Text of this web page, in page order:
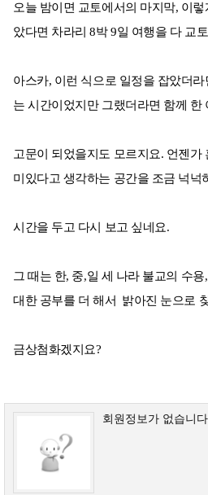
오늘 밤이면 교토에서의 마지막, 이
았다면 차라리 8박 9일 여행을 다 교
아스카, 이런 식으로 일정을 잡았더
는 시간이었지만 그랬더라면 함께 한
고문이 되었을지도 모르지요. 언젠가
미있다고 생각하는 공간을 조금 넉넉
시간을 두고 다시 보고 싶네요.
그 때는 한, 중,일 세 나라 불교의 수용
대한 공부를 더 해서 밝아진 눈으로
금상첨화겠지요?
회원정보가 없습니다